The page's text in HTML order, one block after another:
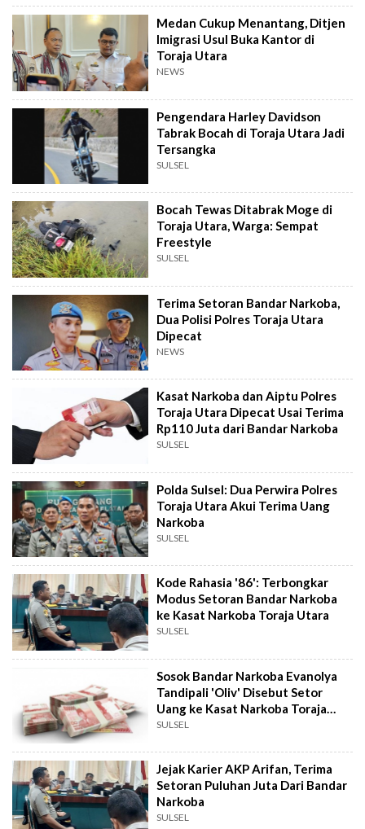
Medan Cukup Menantang, Ditjen
Imigrasi Usul Buka Kantor di
Toraja Utara
NEWS
Pengendara Harley Davidson
Tabrak Bocah di Toraja Utara Jadi
Tersangka
SULSEL
Bocah Tewas Ditabrak Moge di
Toraja Utara, Warga: Sempat
Freestyle
SULSEL
Terima Setoran Bandar Narkoba,
Dua Polisi Polres Toraja Utara
Dipecat
NEWS
Kasat Narkoba dan Aiptu Polres
Toraja Utara Dipecat Usai Terima
Rp110 Juta dari Bandar Narkoba
SULSEL
Polda Sulsel: Dua Perwira Polres
Toraja Utara Akui Terima Uang
Narkoba
SULSEL
Kode Rahasia '86': Terbongkar
Modus Setoran Bandar Narkoba
ke Kasat Narkoba Toraja Utara
SULSEL
Sosok Bandar Narkoba Evanolya
Tandipali 'Oliv' Disebut Setor
Uang ke Kasat Narkoba Toraja
Utara
SULSEL
Jejak Karier AKP Arifan, Terima
Setoran Puluhan Juta Dari Bandar
Narkoba
SULSEL